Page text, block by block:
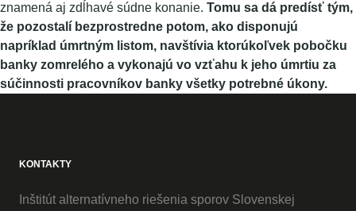
znamená aj zdĺhavé súdne konanie. Tomu sa dá predísť tým,
že pozostalí bezprostredne potom, ako disponujú
napríklad úmrtným listom, navštívia ktorúkoľvek pobočku
banky zomrelého a vykonajú vo vzťahu k jeho úmrtiu za
súčinnosti pracovníkov banky všetky potrebné úkony.
KONTAKTY
Inštitút alternatívneho riešenia sporov Slovenskej